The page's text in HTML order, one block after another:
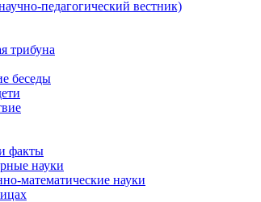
педагогический вестник)
трибуна
беседы
факты
науки
математические науки